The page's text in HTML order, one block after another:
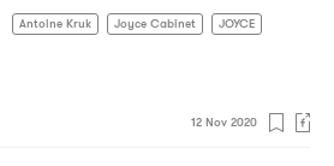
Antoine Kruk Joyce Cabinet JOYCE
12 Nov 2020